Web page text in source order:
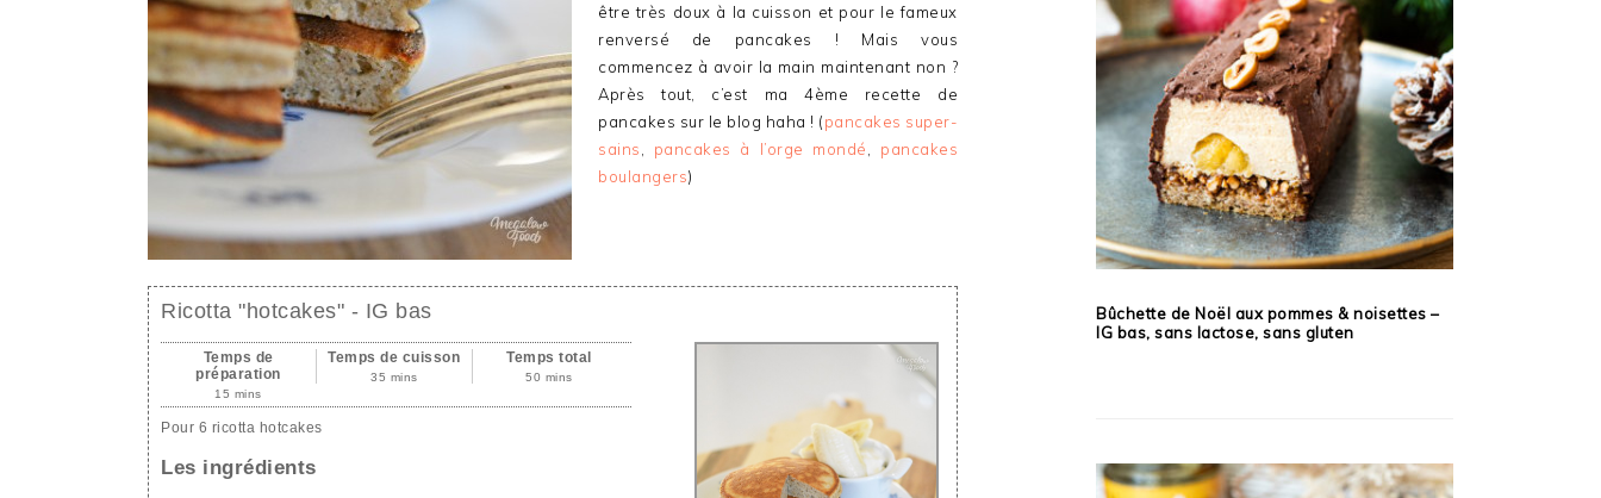
être très doux à la cuisson et pour le fameux
renversé de pancakes ! Mais vous
commencez à avoir la main maintenant non ?
Après tout, c’est ma 4ème recette de
pancakes sur le blog haha ! (pancakes super-
sains
pancakes à l’orge mondé
pancakes
boulangers)
Ricotta "hotcakes" - IG bas
Temps de
préparation
15 mins
Temps de cuisson
35 mins
Temps total
50 mins
Pour 6 ricotta hotcakes
Les ingrédients
Bûchette de Noël aux pommes & noisettes –
IG bas, sans lactose, sans gluten